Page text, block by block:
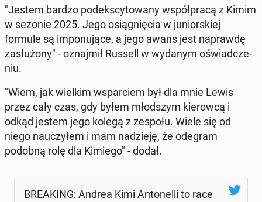
"Jestem bardzo pod­eks­cy­to­wa­ny współ­pra­cą z Kimim
w sezonie 2025. Jego osią­gnię­cia w ju­nior­skiej
formule są im­po­nu­ją­ce, a jego awans jest na­praw­dę
za­słu­żo­ny" - oznaj­mił Russell w wydanym oświad­cze­
niu.
"Wiem, jak wielkim wspar­ciem był dla mnie Lewis
przez cały czas, gdy byłem młod­szym kie­row­cą i
odkąd jestem jego kolegą z zespołu. Wiele się od
niego na­uczy­łem i mam na­dzie­ję, że odegram
podobną rolę dla Kimiego" - dodał.
BRE­AKING: Andrea Kimi An­to­nel­li to race